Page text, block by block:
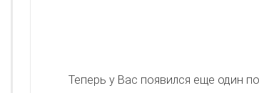
Теперь у Вас появился еще один